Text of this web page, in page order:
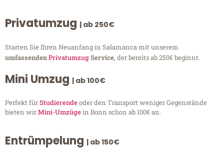
Privatumzug | ab 250€
Starten Sie Ihren Neuanfang in Salamanca mit unserem
umfassendenPrivatumzugService, der bereits ab 250€ beginnt.
Mini Umzug | ab 100€
Perfekt fürStudierendeoder den Transport weniger Gegenstände
bieten wirMini-Umzügein Bonn schon ab 100€ an.
Entrümpelung | ab 150€